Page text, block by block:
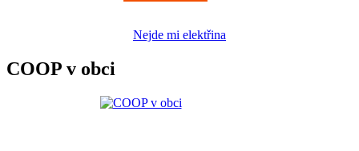
Nejde mi elektřina
COOP v obci